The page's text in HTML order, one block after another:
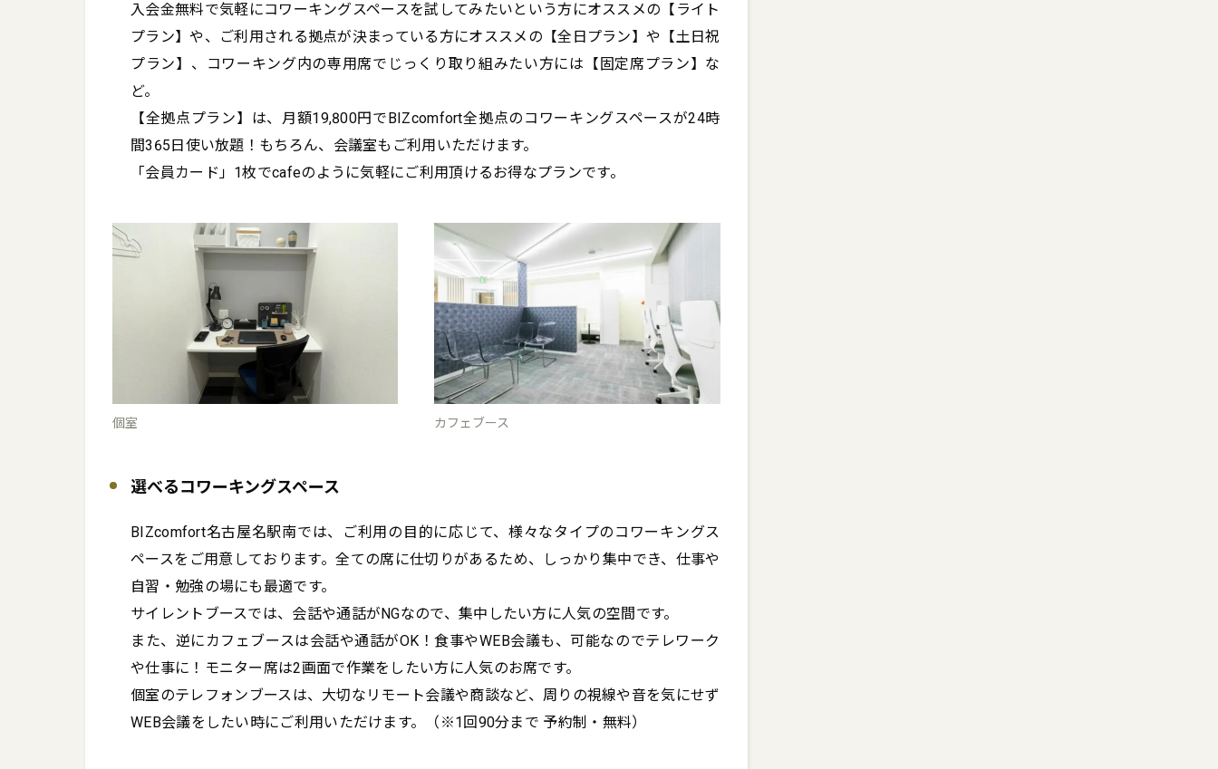
入会金無料で気軽にコワーキングスペースを試してみたいという方にオススメの【ライト
プラン】や、ご利用される拠点が決まっている方にオススメの【全日プラン】や【土日祝
プラン】、コワーキング内の専用席でじっくり取り組みたい方には【固定席プラン】な
ど。
【全拠点プラン】は、月額19,800円でBIZcomfort全拠点のコワーキングスペースが24時
間365日使い放題！もちろん、会議室もご利用いただけます。
「会員カード」1枚でcafeのように気軽にご利用頂けるお得なプランです。
個室 カフェブース
選べるコワーキングスペース
BIZcomfort名古屋名駅南では、ご利用の目的に応じて、様々なタイプのコワーキングス
ペースをご用意しております。全ての席に仕切りがあるため、しっかり集中でき、仕事や
自習・勉強の場にも最適です。
サイレントブースでは、会話や通話がNGなので、集中したい方に人気の空間です。
また、逆にカフェブースは会話や通話がOK！食事やWEB会議も、可能なのでテレワーク
や仕事に！モニター席は2画面で作業をしたい方に人気のお席です。
個室のテレフォンブースは、大切なリモート会議や商談など、周りの視線や音を気にせず
WEB会議をしたい時にご利用いただけます。（※1回90分まで 予約制・無料）